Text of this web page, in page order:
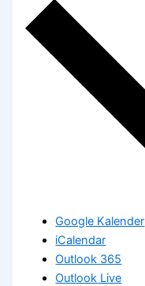
Google Kalender
iCalendar
Outlook 365
Outlook Live